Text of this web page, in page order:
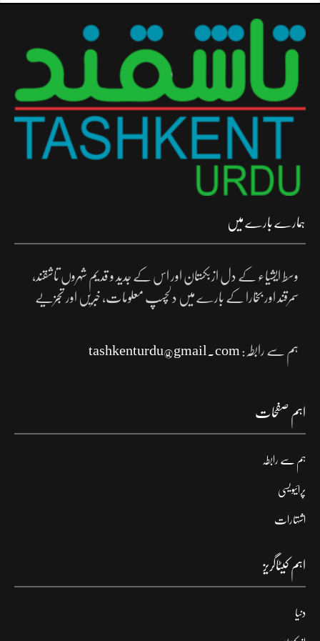
ہمارے بارے میں
وسط ایشیاء کے دل ازبکستان اور اس کے جدید و قدیم شہروں تاشقند،
سمرقند اور بخارا کے بارے میں دلچسپ معلومات، خبریں اور تجزیے
ہم سے رابطہ: tashkenturdu@gmail.com
اہم صفحات
ہم سے رابطہ
پرائیویسی
اشتہارات
اہم کیٹاگریز
دنیا